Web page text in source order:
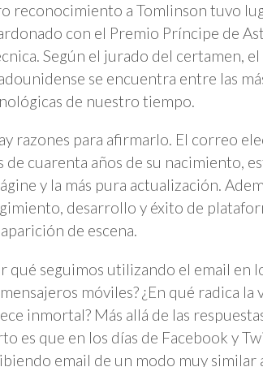
reconocimiento a Tomlinson tuvo
con el Premio Príncipe de
Según el jurado del certamen,
se encuentra entre las
de nuestro tiempo.
razones para afirmarlo. El correo
de cuarenta años de su nacimiento,
y la más pura actualización.
desarrollo y éxito de
de escena.
qué seguimos utilizando el email en
móviles? ¿En qué radica
inmortal? Más allá de las
es que en los días de Facebook y
email de un modo muy similar